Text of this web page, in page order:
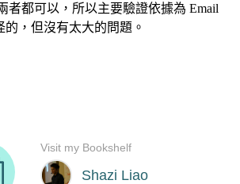
者都可以，所以主要驗證依據為 Email
，但沒有太大的問題。